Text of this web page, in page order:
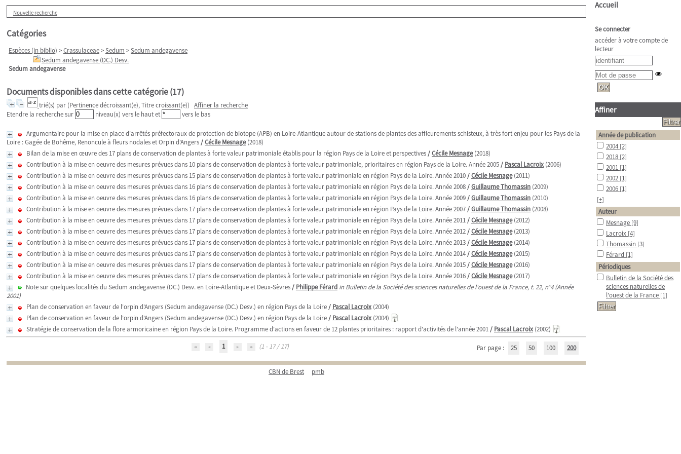
Nouvelle recherche
Catégories
Espèces (in biblio) >Crassulaceae>Sedum >Sedum andegavense
Sedum andegavense (DC.) Desv.
Sedum andegavense
Documents disponibles dans cette catégorie (17)
trié(s) par (Pertinence décroissant(e), Titre croissant(e)) Affiner la recherche
Etendre la recherche sur
niveau(x) vers le haut et vers le bas
Argumentaire pour la mise en place d'arrêtés préfectoraux de protection de biotope (APB) en Loire-Atlantique autour de stations de plantes des affleurements schisteux, à très fort enjeu pour les Pays de la
Loire : Gagée de Bohême, Renoncule à fleurs nodales et Orpin d'Angers/Cécile Mesnage(2018)
Bilan de la mise en œuvre des 17 plans de conservation de plantes à forte valeur patrimoniale établis pour la région Pays de la Loire et perspectives/Cécile Mesnage(2018)
Contribution à la mise en oeuvre des mesures prévues dans 10 plans de conservation de plantes à forte valeur patrimoniale, prioritaires en région Pays de la Loire. Année 2005/ Pascal Lacroix (2006)
Contribution à la mise en oeuvre des mesures prévues dans 15 plans de conservation de plantes à forte valeur patrimoniale en région Pays de la Loire. Année 2010/Cécile Mesnage(2011)
Contribution à la mise en oeuvre des mesures prévues dans 16 plans de conservation de plantes à forte valeur patrimoniale en région Pays de la Loire. Année 2008/Guillaume Thomassin (2009)
Contribution à la mise en oeuvre des mesures prévues dans 16 plans de conservation de plantes à forte valeur patrimoniale en région Pays de la Loire. Année 2009/Guillaume Thomassin (2010)
Contribution à la mise en oeuvre des mesures prévues dans 17 plans de conservation de plantes à forte valeur patrimoniale en région Pays de la Loire. Année 2007/Guillaume Thomassin (2008)
Contribution à la mise en oeuvre des mesures prévues dans 17 plans de conservation de plantes à forte valeur patrimoniale en région Pays de la Loire. Année 2011/Cécile Mesnage(2012)
Contribution à la mise en oeuvre des mesures prévues dans 17 plans de conservation de plantes à forte valeur patrimoniale en région Pays de la Loire. Année 2012/Cécile Mesnage(2013)
Contribution à la mise en oeuvre des mesures prévues dans 17 plans de conservation de plantes à forte valeur patrimoniale en région Pays de la Loire. Année 2013/Cécile Mesnage(2014)
Contribution à la mise en oeuvre des mesures prévues dans 17 plans de conservation de plantes à forte valeur patrimoniale en région Pays de la Loire. Année 2014/Cécile Mesnage(2015)
Contribution à la mise en oeuvre des mesures prévues dans 17 plans de conservation de plantes à forte valeur patrimoniale en région Pays de la Loire. Année 2015/Cécile Mesnage(2016)
Contribution à la mise en oeuvre des mesures prévues dans 17 plans de conservation de plantes à forte valeur patrimoniale en région Pays de la Loire. Année 2016/Cécile Mesnage(2017)
Note sur quelques localités du Sedum andegavense (DC.) Desv. en Loire-Atlantique et Deux-Sèvres/ Philippe Férard in Bulletin de la Société des sciences naturelles de l'ouest de la France, t. 22, n°4 (Année
2001)
Plan de conservation en faveur de l'orpin d'Angers (Sedum andegavense (DC.) Desv.) en région Pays de la Loire/ Pascal Lacroix (2004)
Plan de conservation en faveur de l'orpin d'Angers (Sedum andegavense (DC.) Desv.) en région Pays de la Loire/ Pascal Lacroix (2004)
Stratégie de conservation de la flore armoricaine en région Pays de la Loire. Programme d'actions en faveur de 12 plantes prioritaires : rapport d'activités de l'année 2001/ Pascal Lacroix (2002)
1
(1 - 17 / 17) Par page : 25 50 100 200
CBN de Brest pmb
Accueil
Se connecter
accéder à votre compte de
lecteur
Affiner
Année de publication
2004 [2]
2018 [2]
2001 [1]
2002 [1]
2006 [1]
[+]
Auteur
Mesnage [9]
Lacroix [4]
Thomassin [3]
Férard [1]
Périodiques
Bulletin de la Société des
sciences naturelles de
l'ouest de la France [1]